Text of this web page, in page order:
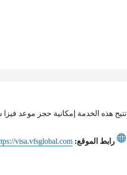
تتيح هذه الخدمة إمكانية حجز موعد
رابط الموقع: visa.vfsglobal.com